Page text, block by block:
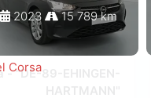
2023 15 789 km
Corsa
- "DE-89-EHINGEN-